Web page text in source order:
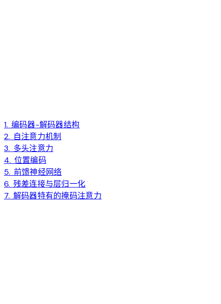
1. 编码器-解码器结构
2. 自注意力机制
3. 多头注意力
4. 位置编码
5. 前馈神经网络
6. 残差连接与层归一化
7. 解码器特有的掩码注意力